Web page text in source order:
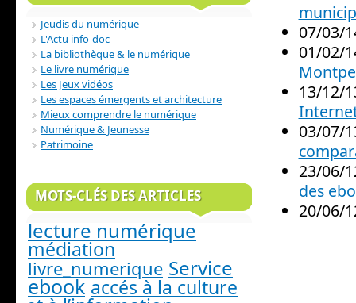
07/03/
01/02/
13/12/
03/07/
23/06/
des
20/06/
Jeudis du numérique
L'Actu info-doc
La bibliothèque & le numérique
Le livre numérique
Les Jeux vidéos
Les espaces émergents et architecture
Mieux comprendre le numérique
Numérique & Jeunesse
Patrimoine
MOTS-CLÉS DES ARTICLES
lecture numérique
médiation
livre_numerique Service
ebook accés à la culture